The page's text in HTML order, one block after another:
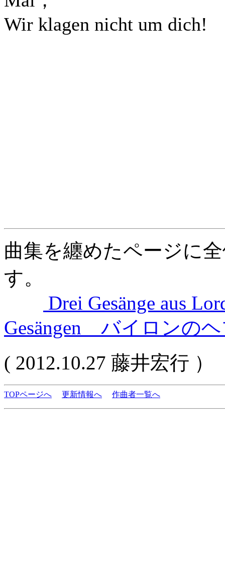
Wir klagen nicht um dich!
曲集を纏めたページに
す。
Drei Gesänge aus
Gesängen バイロンの
( 2012.10.27 藤井宏行 ）
TOPページへ 更新情報へ 作曲者一覧へ